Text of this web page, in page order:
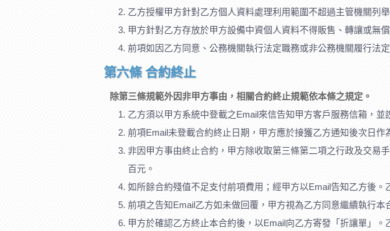
乙方授權甲方針對乙方個人資料處理利用範圍不超過主管機關列
甲方針對乙方存放於甲方設備中資個人資料不得販售、轉讓或無
前項如因乙方同意、公務機關執行法定職務或非公務機關履行法
第六條 合約終止
除第三條規範外因非甲方事由，相關合約終止規範依本條之規定。
乙方須以甲方系統中登載之Email來信告知甲方客戶服務信箱，並
前項Email未登載合約終止日期，甲方應於接獲乙方通知後次日作
非因甲方事由終止合約，甲方除收取第三條第二項之行政及交易
百元。
如所餘合約殘值不足支付前項費用；經甲方以Email告知乙方後。
前項之告知Email乙方如未做回覆，甲方視為乙方同意繼續執行本
甲方於確認乙方終止本合約後，以Email向乙方寄發「折讓單」